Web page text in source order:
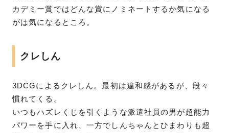
カデミー賞ではどんな賞にノミネートするか気になる
がは気になるところ。
クレしん
3DCGによるクレしん。最初は違和感があるが、段々
慣れてくる。
いつもハズレくじを引くような派遣社員の男が超能力
パワーを手に入れ、一方でしんちゃんとひまわりも超